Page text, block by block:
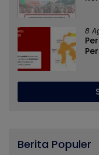
8
Berita Populer